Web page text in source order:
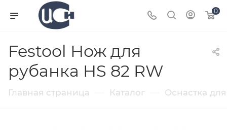
0
Festool Нож для
рубанка HS 82 RW
Главная страница Каталог Оснастка